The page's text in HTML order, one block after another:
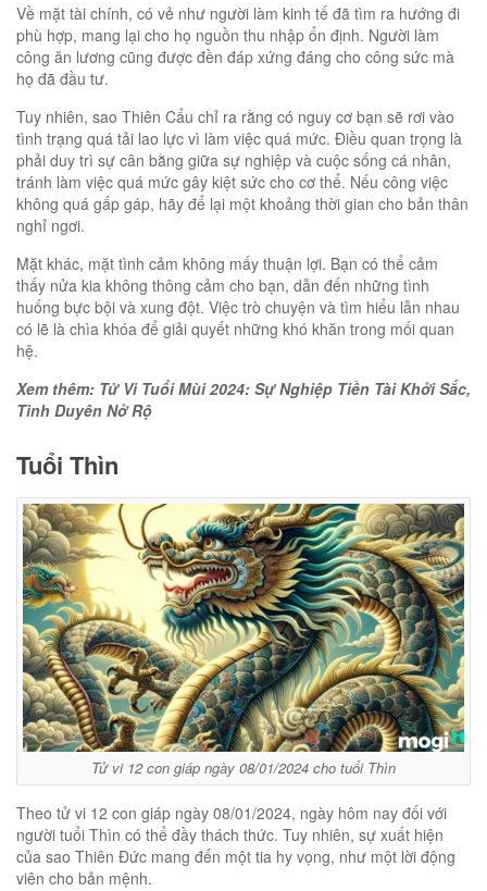
Về mặt tài chính, có vẻ như người làm kinh tế đã tìm ra hướng đi
phù hợp, mang lại cho họ nguồn thu nhập ổn định. Người làm
công ăn lương cũng được đền đáp xứng đáng cho công sức mà
họ đã đầu tư.
Tuy nhiên, sao Thiên Cẩu chỉ ra rằng có nguy cơ bạn sẽ rơi vào
tình trạng quá tải lao lực vì làm việc quá mức. Điều quan trọng là
phải duy trì sự cân bằng giữa sự nghiệp và cuộc sống cá nhân,
tránh làm việc quá mức gây kiệt sức cho cơ thể. Nếu công việc
không quá gấp gáp, hãy để lại một khoảng thời gian cho bản thân
nghỉ ngơi.
Mặt khác, mặt tình cảm không mấy thuận lợi. Bạn có thể cảm
thấy nửa kia không thông cảm cho bạn, dẫn đến những tình
huống bực bội và xung đột. Việc trò chuyện và tìm hiểu lẫn nhau
có lẽ là chìa khóa để giải quyết những khó khăn trong mối quan
hệ.
Xem thêm: Tử Vi Tuổi Mùi 2024: Sự Nghiệp Tiền Tài Khởi Sắc,
Tình Duyên Nở Rộ
Tuổi Thìn
Tử vi 12 con giáp ngày 08/01/2024 cho tuổi Thìn
Theo tử vi 12 con giáp ngày 08/01/2024, ngày hôm nay đối với
người tuổi Thìn có thể đầy thách thức. Tuy nhiên, sự xuất hiện
của sao Thiên Đức mang đến một tia hy vọng, như một lời động
viên cho bản mệnh.